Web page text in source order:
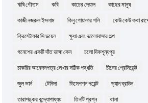
ঋষি গৌতম কবি কাচের দেয়াল কাছের মানুষ
কাজী নজরুল ইসলাম কিনু গোয়ালার গলি কেউ কেউ কথা
ক্রিস্টোফার সি ডয়েল ক্ষুধা এবং ভালোবাসার গল্প
গনেশের একটি দাঁত ভাঙ্গা কেন চলো দিকশূন্যপুর
চাকরির আবেদনপত্র লেখার সঠিক পদ্ধতি চীনের প্রেসিডেন্ট
জুল ভার্ন টেনিদা ডিসেপশন পয়েন্ট ড্যান ব্রাউন
তারাশঙ্কর বন্দ্যোপাধ্যয় তিনটি প্রশ্ন থালা